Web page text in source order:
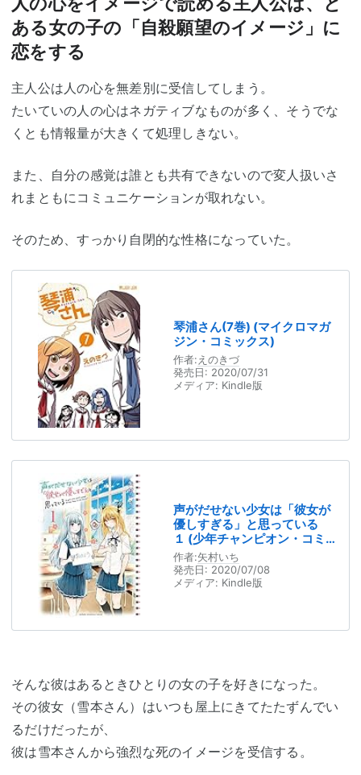
ある女の子の「自殺願望のイメージ」に
恋をする
主人公は人の心を無差別に受信してしまう。
たいていの人の心はネガティブなものが多く、そうでな
くとも情報量が大きくて処理しきない。
また、自分の感覚は誰とも共有できないので変人扱いさ
れまともにコミュニケーションが取れない。
そのため、すっかり自閉的な性格になっていた。
琴浦さん(7巻) (マイクロマガ
ジン・コミックス)
作者:えのきづ
発売日: 2020/07/31
メディア: Kindle版
声がだせない少女は「彼女が
優しすぎる」と思っている
１ (少年チャンピオン・コミ
ックス)
作者:矢村いち
発売日: 2020/07/08
メディア: Kindle版
そんな彼はあるときひとりの女の子を好きになった。
その彼女（雪本さん）はいつも屋上にきてたたずんでい
るだけだったが、
彼は雪本さんから強烈な死のイメージを受信する。